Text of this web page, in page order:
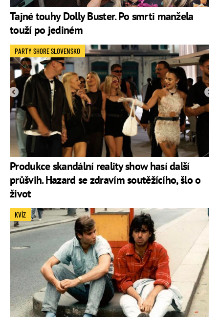
Tajné touhy Dolly Buster. Po smrti manžela
touží po jediném
Produkce skandální reality show hasí další
průšvih. Hazard se zdravím soutěžícího, šlo o
život
PARTY SHORE SLOVENSKO
KVÍZ